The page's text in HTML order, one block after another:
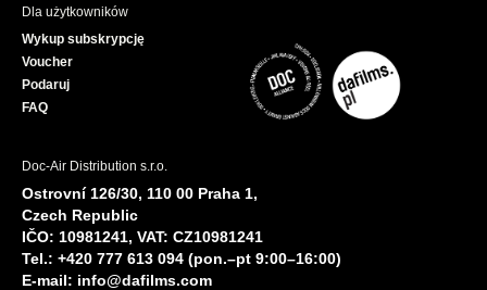
Dla użytkowników
Wykup subskrypcję
Voucher
Podaruj
FAQ
Doc-Air Distribution s.r.o.
Ostrovní 126/30, 110 00 Praha 1,
Czech Republic
IČO: 10981241, VAT: CZ10981241
Tel.: +420 777 613 094 (pon.–pt 9:00–16:00)
E-mail: info@dafilms.com